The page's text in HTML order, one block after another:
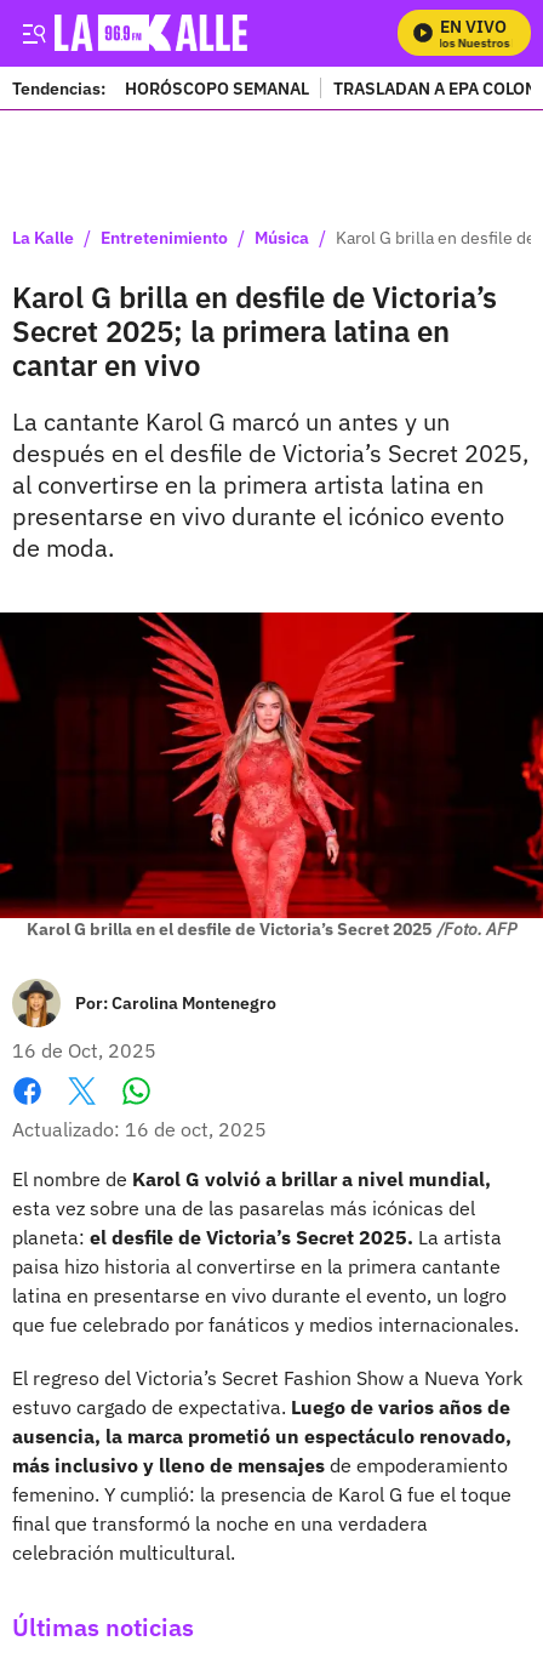
EN VIVO
Mira Todos Nuestros
Tendencias: HORÓSCOPO SEMANAL TRASLADAN A EPA
La Kalle / Entretenimiento / Música / Karol G brilla en desfile de
Karol G brilla en desfile de Victoria’s
Secret 2025; la primera latina en
cantar en vivo
La cantante Karol G marcó un antes y un
después en el desfile de Victoria’s Secret 2025,
al convertirse en la primera artista latina en
presentarse en vivo durante el icónico evento
de moda.
Karol G brilla en el desfile de Victoria’s Secret 2025 /Foto. AFP
Por:Carolina Montenegro
16 de Oct, 2025
Facebook
X
Actualizado: 16 de oct, 2025
El nombre de Karol G volvió a brillar a nivel mundial,
esta vez sobre una de las pasarelas más icónicas del
planeta: el desfile de Victoria’s Secret 2025. La artista
paisa hizo historia al convertirse en la primera cantante
latina en presentarse en vivo durante el evento, un logro
que fue celebrado por fanáticos y medios internacionales.
El regreso del Victoria’s Secret Fashion Show a Nueva York
estuvo cargado de expectativa. Luego de varios años de
ausencia, la marca prometió un espectáculo renovado,
más inclusivo y lleno de mensajes de empoderamiento
femenino. Y cumplió: la presencia de Karol G fue el toque
final que transformó la noche en una verdadera
celebración multicultural.
Últimas noticias